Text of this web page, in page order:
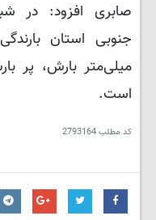
صابری افزود: در
میلی‌متر بارش، پر
است.
کد مطلب2793164